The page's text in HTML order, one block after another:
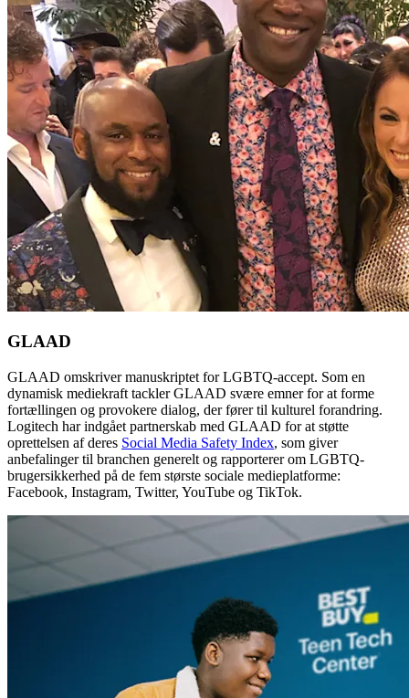
GLAAD
GLAAD omskriver manuskriptet for LGBTQ-accept. Som en
dynamisk mediekraft tackler GLAAD svære emner for at forme
fortællingen og provokere dialog, der fører til kulturel forandring.
Logitech har indgået partnerskab med GLAAD for at støtte
oprettelsen af deres Social Media Safety Index, som giver
anbefalinger til branchen generelt og rapporterer om LGBTQ-
brugersikkerhed på de fem største sociale medieplatforme:
Facebook, Instagram, Twitter, YouTube og TikTok.